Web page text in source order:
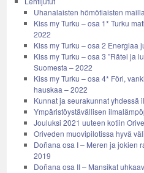
Uhanalaisten hömötiaisten
Kiss my Turku – osa 1* Turku
2022
Kiss my Turku – osa 2 Energiaa
Kiss my Turku – osa 3 ”Rätei ja
Suomesta – 2022
Kiss my Turku – osa 4* Föri,
hauskaa – 2022
Kunnat ja seurakunnat yhdessä
Ympäristöystävällisen
Jouluksi 2021 uuteen kotiin
Oriveden muovipilotissa hyvä
Doñana osa I – Meren ja jokien
2019
Doñana osa II – Mansikat